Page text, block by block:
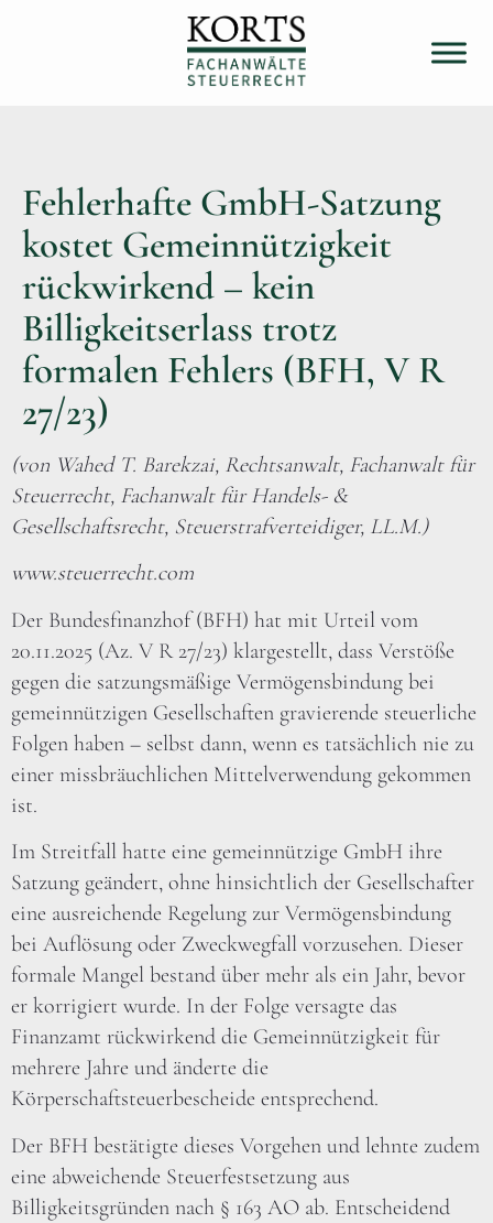
Fehlerhafte GmbH-Satzung
kostet Gemeinnützigkeit
rückwirkend – kein
Billigkeitserlass trotz
formalen Fehlers (BFH, V R
27/23)
(von Wahed T. Barekzai, Rechtsanwalt, Fachanwalt für
Steuerrecht, Fachanwalt für Handels- &
Gesellschaftsrecht, Steuerstrafverteidiger, LL.M.)
www.steuerrecht.com
Der Bundesfinanzhof (BFH) hat mit Urteil vom
20.11.2025 (Az. V R 27/23) klargestellt, dass Verstöße
gegen die satzungsmäßige Vermögensbindung bei
gemeinnützigen Gesellschaften gravierende steuerliche
Folgen haben – selbst dann, wenn es tatsächlich nie zu
einer missbräuchlichen Mittelverwendung gekommen
ist.
Im Streitfall hatte eine gemeinnützige GmbH ihre
Satzung geändert, ohne hinsichtlich der Gesellschafter
eine ausreichende Regelung zur Vermögensbindung
bei Auflösung oder Zweckwegfall vorzusehen. Dieser
formale Mangel bestand über mehr als ein Jahr, bevor
er korrigiert wurde. In der Folge versagte das
Finanzamt rückwirkend die Gemeinnützigkeit für
mehrere Jahre und änderte die
Körperschaftsteuerbescheide entsprechend.
Der BFH bestätigte dieses Vorgehen und lehnte zudem
eine abweichende Steuerfestsetzung aus
Billigkeitsgründen nach § 163 AO ab. Entscheidend